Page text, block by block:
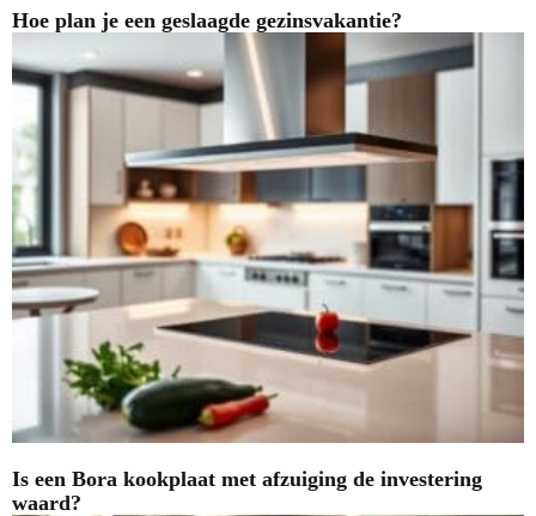
Hoe plan je een geslaagde gezinsvakantie?
Is een Bora kookplaat met afzuiging de investering
waard?